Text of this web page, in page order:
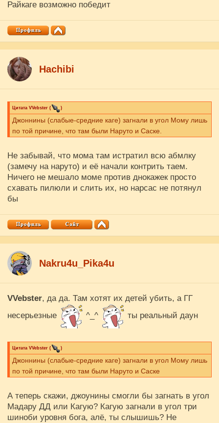
Райкаге возможно победит
Hachibi
Цитата VVebster ( )
Джоннины (слабые-средние каге) загнали в угол Мому лишь
по той причине, что там были Наруто и Саске.
Не забывай, что мома там истратил всю абмлку
(замечу на наруто) и её начали контрить таем.
Ничего не мешало моме против днокажек просто
схавать пилюли и слить их, но нарсас не потянул
бы
Nakru4u_Pika4u
VVebster, да да. Там хотят их детей убить, а ГГ
несерьезные
^_^ ты реальный даун
Цитата VVebster ( )
Джоннины (слабые-средние каге) загнали в угол Мому лишь
по той причине, что там были Наруто и Саске
А теперь скажи, джоунины смогли бы загнать в угол
Мадару ДД или Кагую? Кагую загнали в угол три
шиноби уровня бога, алё, ты слышишь? Не